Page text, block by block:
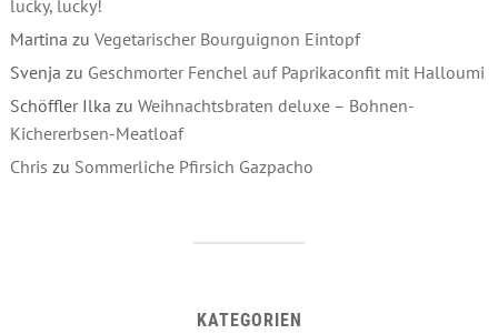
lucky, lucky!
Martina zu Vegetarischer Bourguignon Eintopf
Svenja zu Geschmorter Fenchel auf Paprikaconfit mit Halloumi
Schöffler Ilka zu Weihnachtsbraten deluxe – Bohnen-
Kichererbsen-Meatloaf
Chris zu Sommerliche Pfirsich Gazpacho
KATEGORIEN